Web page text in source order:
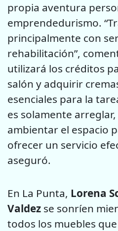
propia aventura
emprendedurismo.
principalmente con
rehabilitación”,
utilizará los créditos
salón y adquirir
esenciales para la
es solamente
ambientar el espacio
ofrecer un servicio
aseguró.
En La Punta, Lorena
Valdez se sonríen
todos los muebles